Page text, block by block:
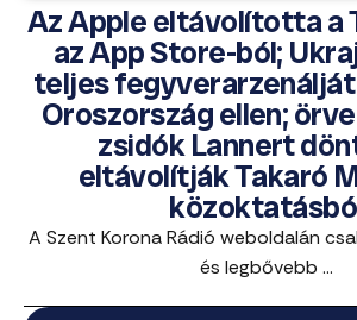
Az Apple eltávolította a
az App Store-ból;
teljes
Oroszország ellen;
zsidók Lannert
eltávolítják Takaró
A Szent Korona Rádió weboldalán
és legbővebb ...